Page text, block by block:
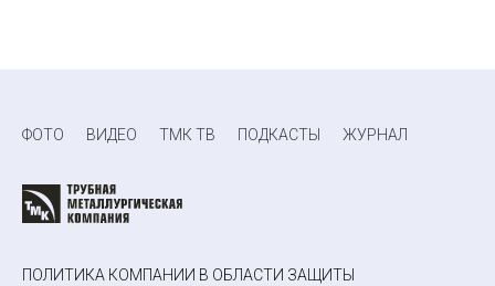
ФОТО ВИДЕО ТМК ТВ ПОДКАСТЫ ЖУРНАЛ
ПОЛИТИКА КОМПАНИИ В ОБЛАСТИ ЗАЩИТЫ